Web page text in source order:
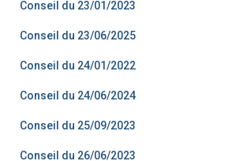
Conseil du 23/01/2023
Conseil du 23/06/2025
Conseil du 24/01/2022
Conseil du 24/06/2024
Conseil du 25/09/2023
Conseil du 26/06/2023